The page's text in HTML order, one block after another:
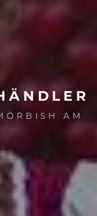
AM